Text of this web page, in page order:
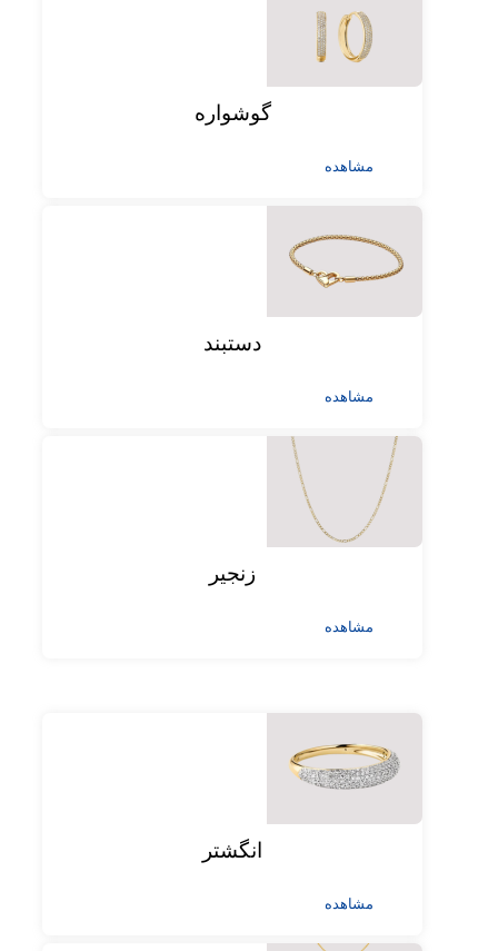
گوشواره
مشاهده
دستبند
مشاهده
زنجیر
مشاهده
انگشتر
مشاهده